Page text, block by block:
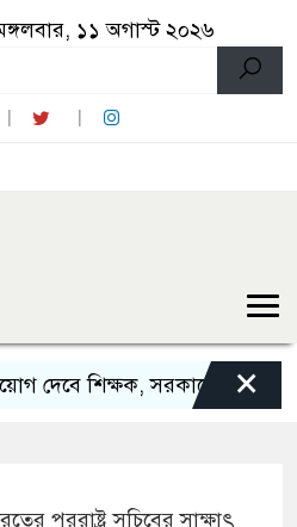
১১ অগাস্ট ২০২৬
শিক্ষক, সরকারের সিদ্ধান্ত ‘চূড়ান্ত’
×
পররাষ্ট্র সচিবের সাক্ষাৎ